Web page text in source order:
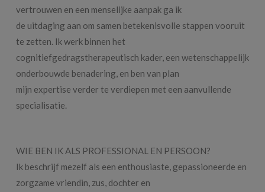
vertrouwen en een menselijke aanpak ga ik
de uitdaging aan om samen betekenisvolle stappen vooruit
te zetten. Ik werk binnen het
cognitiefgedragstherapeutisch kader, een wetenschappelijk
onderbouwde benadering, en ben van plan
mijn expertise verder te verdiepen met een aanvullende
specialisatie.
WIE BEN IK ALS PROFESSIONAL EN PERSOON?
Ik beschrijf mezelf als een enthousiaste, gepassioneerde en
zorgzame vriendin, zus, dochter en